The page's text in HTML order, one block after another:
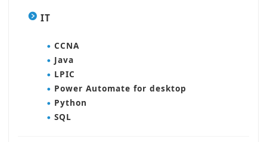
IT
CCNA
Java
LPIC
Power Automate for desktop
Python
SQL